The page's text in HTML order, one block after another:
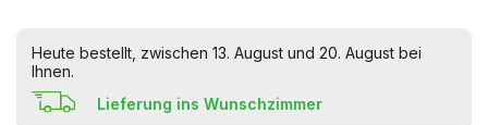
Heute bestellt, zwischen 13. August und 20. August bei
Ihnen.
Lieferung ins Wunschzimmer